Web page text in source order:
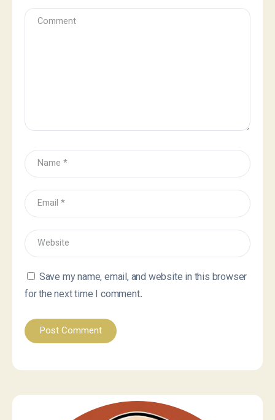
Save my name, email, and website in this browser
for the next time I comment.